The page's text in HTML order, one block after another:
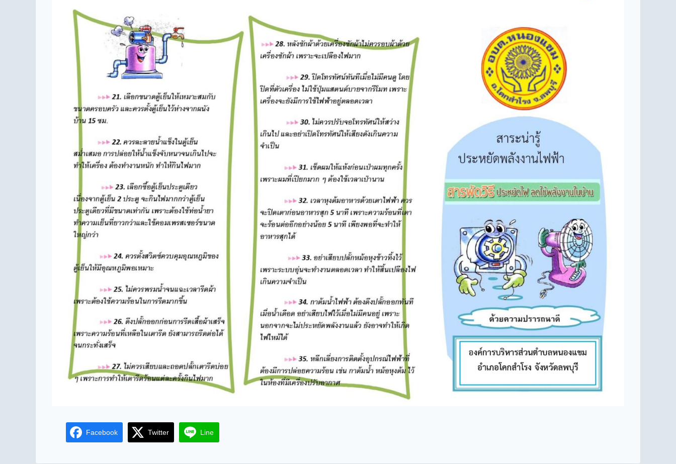
Facebook Twitter Line